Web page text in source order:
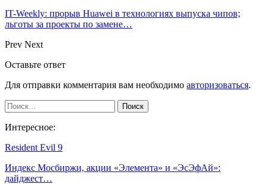
IT-Weekly: прорыв Huawei в технологиях выпуска чипов;
льготы за проекты по замене…
Prev Next
Оставьте ответ
Для отправки комментария вам необходимо авторизоваться.
Интересное:
Resident Evil 9
Индекс Мосбиржи, акции «Элемента» и «ЭсЭфАй»:
дайджест…